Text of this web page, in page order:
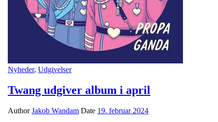
Nyheder, Udgivelser
Twang udgiver album i april
AuthorJakob Wandam Date 19. februar 2024